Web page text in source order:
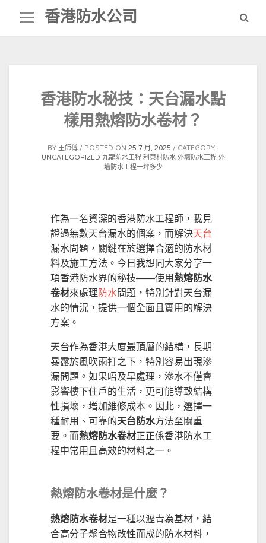
content
香港防水公司
香港防水秘技：天台漏水點
樣用熱熔防水卷材？
BY 王師傅 POSTED ON 25 7 月, 2025
CATEGORY :
UNCATEGORIZED 九龍防水工程 利東村防水 外墻防水工程 外
墻防水工程一坪多少
作為一名資深的香港防水工程師，我見
證過無數天台漏水的個案，而解決天台
漏水問題，關鍵在於選擇合適的防水材
料及施工方法。今日我想同大家分享一
項香港防水界的秘技——使用熱熔防水
卷材來處理 防水問題，特別針對天台漏
水的情況，提供一個全面且實用的解決
方案。
天台作為香港大廈最頂層的結構，長期
暴露於風吹雨打之下，特別容易出現滲
漏問題。如果唔及早處理，滲水不僅會
影響樓下住戶的生活，更可能導致結構
性損壞，增加維修成本。因此，選擇一
種耐用、可靠的天台防水方法至關重
要。而熱熔防水卷材正正係香港防水工
程中常用且高效的材料之一。
熱熔防水卷材是什麼？
熱熔防水卷材是一種以瀝青為基材，結
合高分子聚合物改性而成的防水材料，